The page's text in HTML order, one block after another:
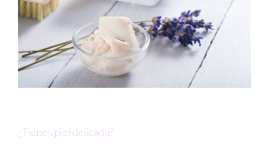
¿Tienes piel delicada?